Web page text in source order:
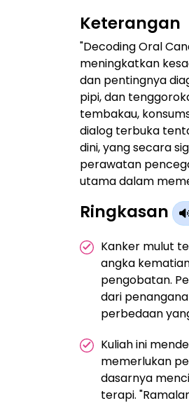
Keterangan
"Decoding Oral
meningkatkan
dan pentingnya
pipi, dan
tembakau,
dialog terbuka
dini, yang secara
perawatan
utama dalam
Ringkasan
Kanker mulut
angka
pengobatan.
dari
perbedaan
Kuliah ini
memerlukan
dasarnya
terapi.